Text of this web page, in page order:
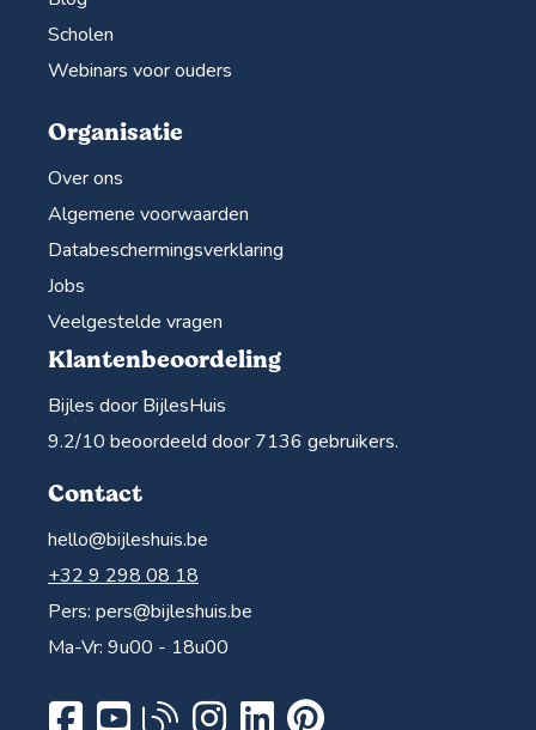
Scholen
Webinars voor ouders
Organisatie
Over ons
Algemene voorwaarden
Databeschermingsverklaring
Jobs
Veelgestelde vragen
Klantenbeoordeling
Bijles door BijlesHuis
9.2/10 beoordeeld door 7136 gebruikers.
Contact
hello@bijleshuis.be
+32 9 298 08 18
Pers: pers@bijleshuis.be
Ma-Vr: 9u00 - 18u00